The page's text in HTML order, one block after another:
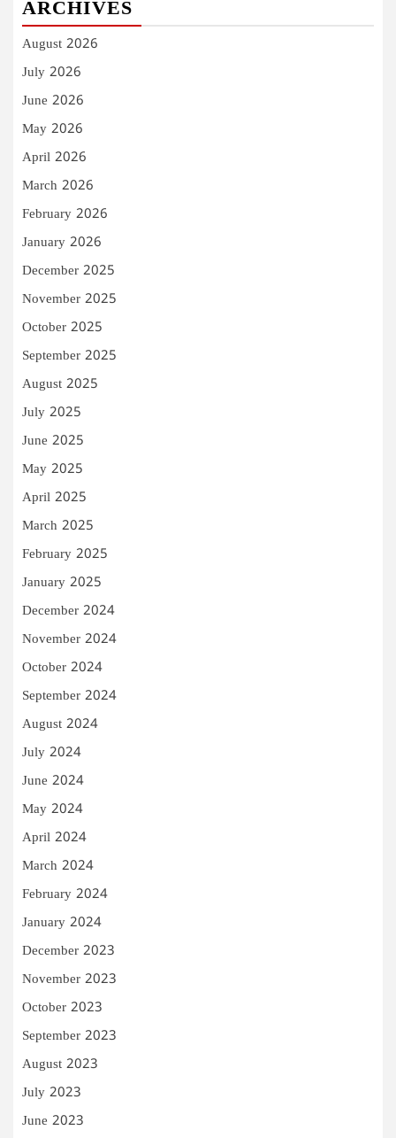
ARCHIVES
August 2026
July 2026
June 2026
May 2026
April 2026
March 2026
February 2026
January 2026
December 2025
November 2025
October 2025
September 2025
August 2025
July 2025
June 2025
May 2025
April 2025
March 2025
February 2025
January 2025
December 2024
November 2024
October 2024
September 2024
August 2024
July 2024
June 2024
May 2024
April 2024
March 2024
February 2024
January 2024
December 2023
November 2023
October 2023
September 2023
August 2023
July 2023
June 2023